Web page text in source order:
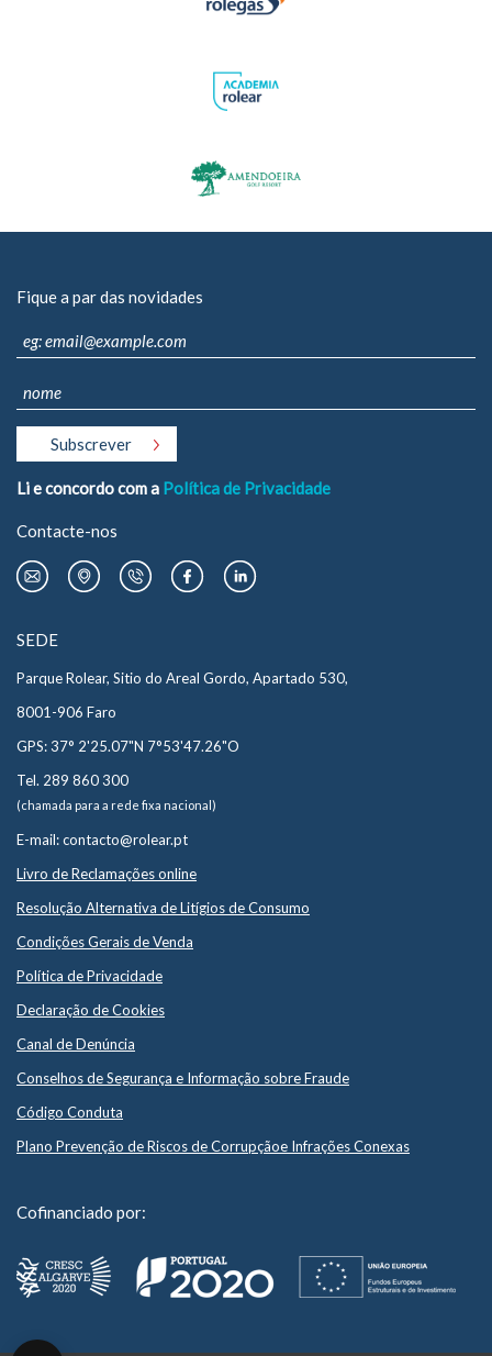
Fique a par das novidades
Li e concordo com a Política de Privacidade
Contacte-nos
SEDE
Parque Rolear, Sitio do Areal Gordo, Apartado 530,
8001-906 Faro
GPS: 37° 2'25.07"N 7°53'47.26"O
Tel. 289 860 300
(chamada para a rede fixa nacional)
E-mail: contacto@rolear.pt
Livro de Reclamações online
Resolução Alternativa de Litígios de Consumo
Condições Gerais de Venda
Política de Privacidade
Declaração de Cookies
Canal de Denúncia
Conselhos de Segurança e Informação sobre Fraude
Código Conduta
Plano Prevenção de Riscos de Corrupçãoe Infrações Conexas
Cofinanciado por: